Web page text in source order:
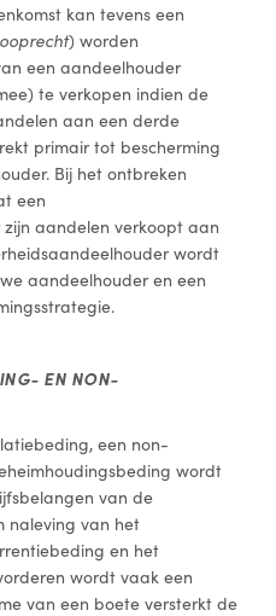
kan tevens een
) worden
een aandeelhouder
te verkopen indien de
aan een derde
primair tot bescherming
Bij het ontbreken
een
aandelen verkoopt aan
wordt
aandeelhouder en een
EN NON-
een non-
wordt
van de
naleving van het
en het
wordt vaak een
van een boete versterkt de